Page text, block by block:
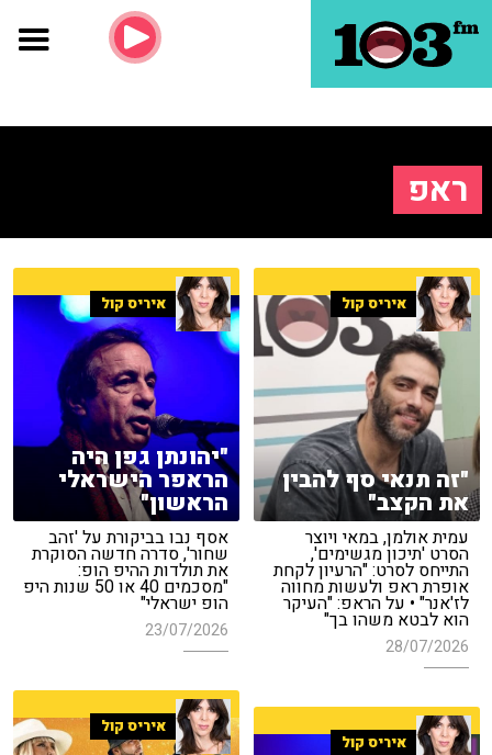
ראפ
איריס קול
"זה תנאי סף להבין
את הקצב"
עמית אולמן, במאי ויוצר
הסרט 'תיכון מגשימים',
התייחס לסרט: "הרעיון לקחת
אופרת ראפ ולעשות מחווה
לז'אנר" • על הראפ: "העיקר
הוא לבטא משהו בך"
28/07/2026
איריס קול
"יהונתן גפן היה
הראפר הישראלי
הראשון"
אסף נבו בביקורת על 'זהב
שחור', סדרה חדשה הסוקרת
את תולדות ההיפ הופ:
"מסכמים 40 או 50 שנות היפ
הופ ישראלי"
23/07/2026
איריס קול
איריס קול